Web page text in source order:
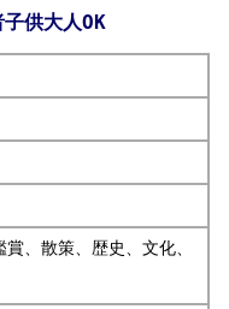
子供大人OK
、散策、歴史、文化、